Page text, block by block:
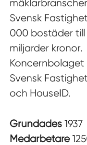
Svensk
000 bostäder
miljarder kronor.
Koncernbolaget
Svensk
och HouseID.
Grundades 1937
Medarbetare